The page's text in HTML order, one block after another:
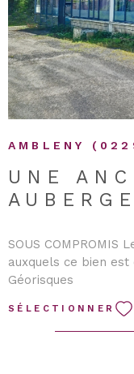
Sandrine Dumont,
de Soissons sous le
ce bien, appelez
sur les risques
disponibles sur le
AMBLENY
UNE
SOUS COMPROMIS
auxquels ce bien
Géorisques
SÉLECTIONNER